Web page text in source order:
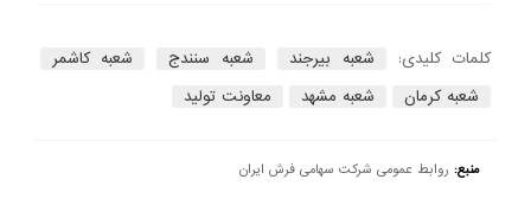
کلمات کلیدی: شعبه بیرجند شعبه سنندج
شعبه کاشمر
شعبه کرمان
شعبه مشهد معاونت تولید
منبع: روابط عمومی شرکت سهامی فرش ایران